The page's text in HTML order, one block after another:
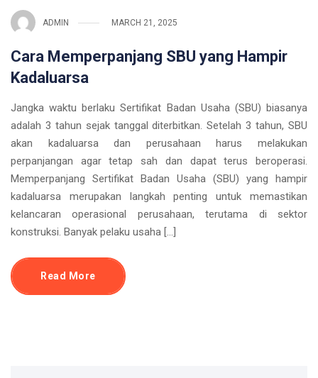
ADMIN MARCH 21, 2025
Cara Memperpanjang SBU yang Hampir
Kadaluarsa
Jangka waktu berlaku Sertifikat Badan Usaha (SBU) biasanya
adalah 3 tahun sejak tanggal diterbitkan. Setelah 3 tahun, SBU
akan kadaluarsa dan perusahaan harus melakukan
perpanjangan agar tetap sah dan dapat terus beroperasi.
Memperpanjang Sertifikat Badan Usaha (SBU) yang hampir
kadaluarsa merupakan langkah penting untuk memastikan
kelancaran operasional perusahaan, terutama di sektor
konstruksi. Banyak pelaku usaha […]
Read More